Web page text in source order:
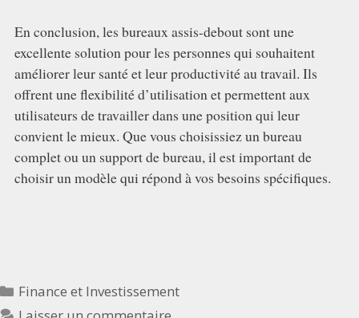
En conclusion, les bureaux assis-debout sont une
excellente solution pour les personnes qui souhaitent
améliorer leur santé et leur productivité au travail. Ils
offrent une flexibilité d’utilisation et permettent aux
utilisateurs de travailler dans une position qui leur
convient le mieux. Que vous choisissiez un bureau
complet ou un support de bureau, il est important de
choisir un modèle qui répond à vos besoins spécifiques.
Catégories
Finance et Investissement